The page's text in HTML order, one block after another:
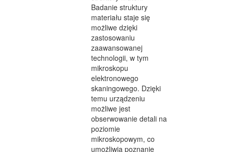
DIETETYKA, ODCHUDZANIE
KOSMETYKI
LECZENIE
SALONY KOSMETYCZNE
SPRZĘT MEDYCZNY
WEB
OPROGRAMOWANIE
KONTAKT
Badanie struktury
materiału staje się
możliwe dzięki
zastosowaniu
zaawansowanej
technologii, w tym
mikroskopu
elektronowego
skaningowego. Dzięki
temu urządzeniu
możliwe jest
obserwowanie detali na
poziomie
mikroskopowym, co
umożliwia poznanie